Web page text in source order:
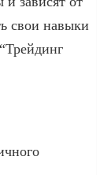
свои навыки